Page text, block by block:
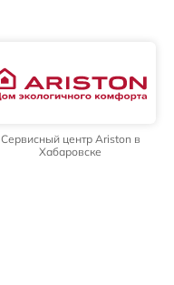
Сервисный центр Ariston в
Хабаровске